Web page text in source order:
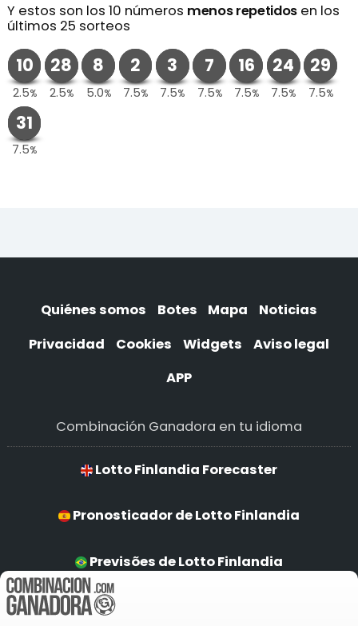
Y estos son los 10 números menos repetidos en los
últimos 25 sorteos
10
2.5%
28
2.5%
8
5.0%
2
7.5%
3
7.5%
7
7.5%
16
7.5%
24
7.5%
29
7.5%
31
7.5%
Quiénes somos Botes Mapa
Noticias
Privacidad
Cookies Widgets
Aviso legal
APP
Combinación Ganadora en tu idioma
Lotto Finlandia Forecaster
Pronosticador de Lotto Finlandia
Previsões de Lotto Finlandia
Lotto Finlandia Prognostiker